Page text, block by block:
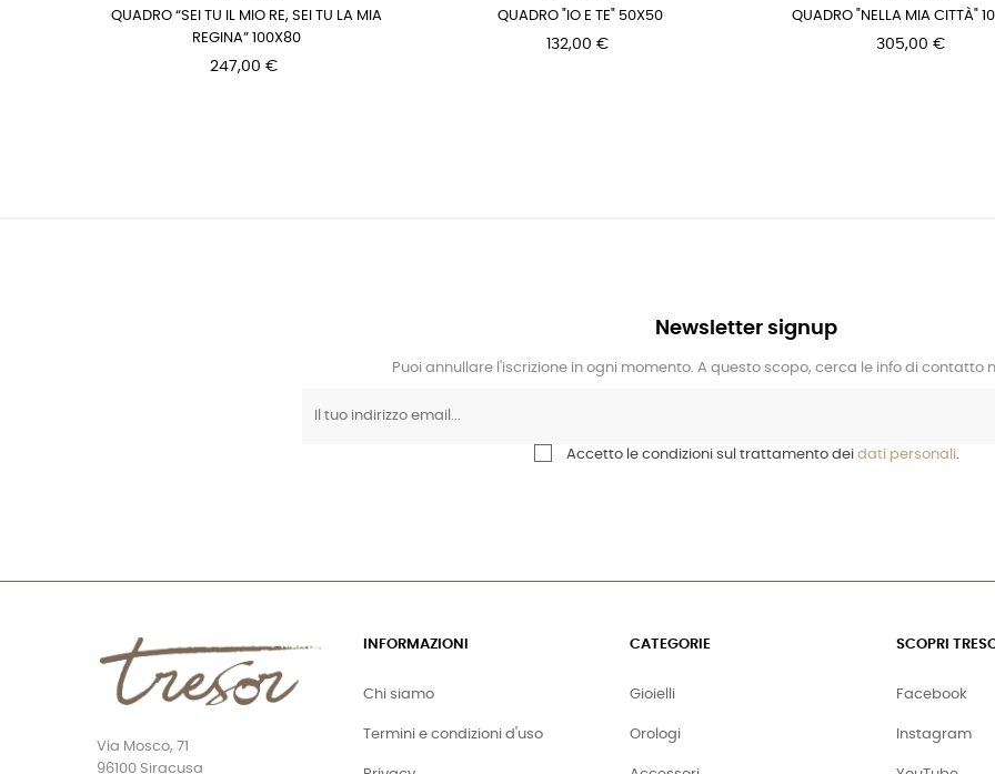
QUADRO “SEI TU IL MIO RE, SEI TU LA MIA
REGINA” 100X80
247,00 €
QUADRO "IO E TE" 50X50
132,00 €
QUADRO "NELLA MIA CITTÀ"
305,00 €
Newsletter signup
Puoi annullare l'iscrizione in ogni momento. A questo scopo, cerca le info di contatto
Accetto le condizioni sul trattamento dei dati personali.
Via Mosco, 71
96100 Siracusa
INFORMAZIONI
Chi siamo
Termini e condizioni d'uso
CATEGORIE
Gioielli
Orologi
SCOPRI
Facebook
Instagram